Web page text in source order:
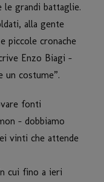
grandi battaglie.
alla gente
piccole cronache
Enzo Biagi –
un costume”.
fonti
– dobbiamo
vinti che attende
cui fino a ieri